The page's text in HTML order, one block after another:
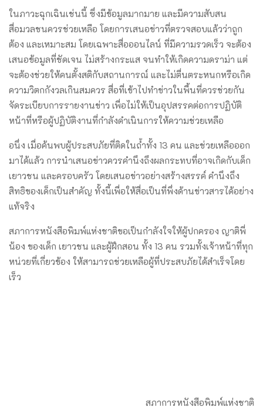
ในภาวะฉุกเฉินเช่นนี้ ซึ่งมีข้อมูลมากมาย และมีความสับสน
สื่อมวลชนควรช่วยเหลือ โดยการเสนอข่าวที่ตรวจสอบแล้วว่าถูก
ต้อง และเหมาะสม โดยเฉพาะสื่อออนไลน์ ที่มีความรวดเร็ว จะต้อง
เสนอข้อมูลที่ชัดเจน ไม่สร้างกระแส จนทำให้เกิดความดราม่า แต่
จะต้องช่วยให้คนตั้งสติกับสถานการณ์ และไม่ตื่นตระหนกหรือเกิด
ความวิตกกังวลเกินสมควร สื่อที่เข้าไปทำข่าวในพื้นที่ควรช่วยกัน
จัดระเบียบการรายงานข่าว เพื่อไม่ให้เป็นอุปสรรคต่อการปฏิบัติ
หน้าที่หรือผู้ปฏิบัติงานที่กำลังดำเนินการให้ความช่วยเหลือ
อนึ่ง เมื่อค้นพบผู้ประสบภัยที่ติดในถ้ำทั้ง 13 คน และช่วยเหลือออก
มาได้แล้ว การนำเสนอข่าวควรคำนึงถึงผลกระทบที่อาจเกิดกับเด็ก
เยาวชน และครอบครัว โดยเสนอข่าวอย่างสร้างสรรค์ คำนึงถึง
สิทธิของเด็กเป็นสำคัญ ทั้งนี้เพื่อให้สื่อเป็นที่พึ่งด้านข่าวสารได้อย่าง
แท้จริง
สภาการหนังสือพิมพ์แห่งชาติขอเป็นกำลังใจให้ผู้ปกครอง ญาติพี่
น้อง ของเด็ก เยาวชน และผู้ฝึกสอน ทั้ง 13 คน รวมทั้งเจ้าหน้าที่ทุก
หน่วยที่เกี่ยวข้อง ให้สามารถช่วยเหลือผู้ที่ประสบภัยได้สำเร็จโดย
เร็ว
สภาการหนังสือพิมพ์แห่งชาติ